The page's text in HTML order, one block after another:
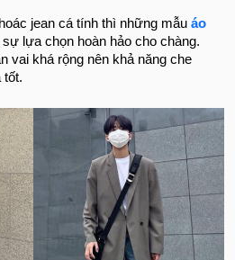
jean cá tính thì những mẫu áo
sự lựa chọn hoàn hảo cho chàng.
vai khá rộng nên khả năng che
tốt.